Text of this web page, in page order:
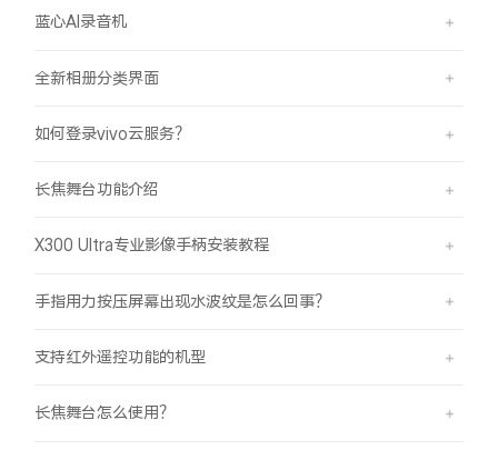
蓝心AI录音机
全新相册分类界面
如何登录vivo云服务？
长焦舞台功能介绍
X300 Ultra专业影像手柄安装教程
手指用力按压屏幕出现水波纹是怎么回事？
支持红外遥控功能的机型
长焦舞台怎么使用？